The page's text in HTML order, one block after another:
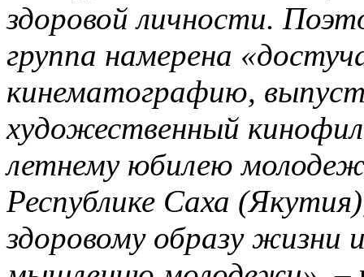
здоровой личности.
группа намерена
кинематографию,
художественный
летнему юбилею
Республике Саха
здоровому образу жизни